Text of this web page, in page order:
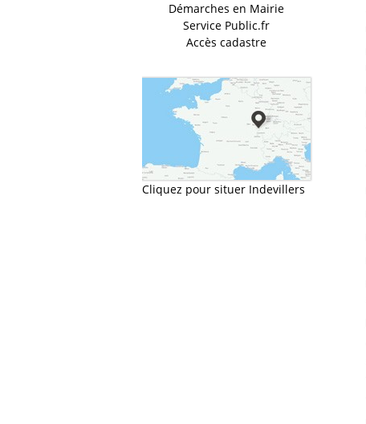
Démarches en Mairie
Service Public.fr
Accès cadastre
Cliquez pour situer Indevillers